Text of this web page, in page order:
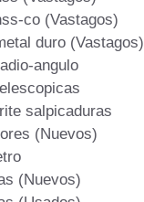
co (Vastagos)
duro (Vastagos)
angulo
salpicaduras
(Nuevos)
(Nuevos)